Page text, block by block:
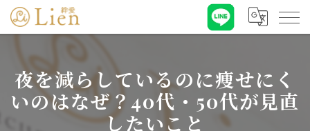
夜を減らしているのに痩せにく
いのはなぜ？40代・50代が見直
したいこと